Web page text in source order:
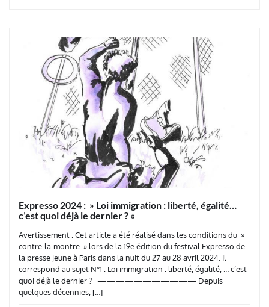
Expresso 2024 : » Loi immigration : liberté, égalité…
c’est quoi déjà le dernier ? «
Avertissement : Cet article a été réalisé dans les conditions du »
contre-la-montre » lors de la 19e édition du festival Expresso de
la presse jeune à Paris dans la nuit du 27 au 28 avril 2024. Il
correspond au sujet N°1 : Loi immigration : liberté, égalité, … c’est
quoi déjà le dernier ? ——————————— Depuis
quelques décennies, […]